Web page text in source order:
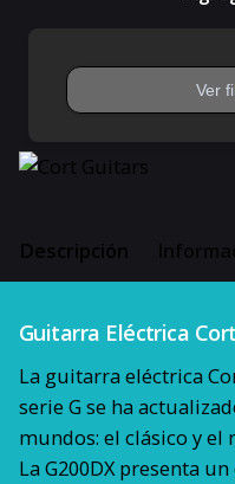
Descripción
Guitarra Eléctrica
La guitarra eléctrica
serie G se ha
mundos: el clásico y el
La G200DX presenta